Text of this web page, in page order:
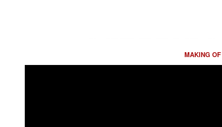
MAKING